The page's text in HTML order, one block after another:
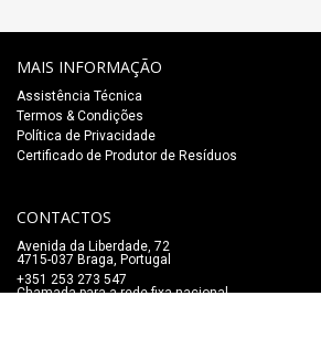
MAIS INFORMAÇÃO
Assistência Técnica
Termos & Condições
Política de Privacidade
Certificado de Produtor de Resíduos
CONTACTOS
Avenida da Liberdade, 72
4715-037 Braga, Portugal
+351 253 273 547
Chamada para a rede fixa nacional